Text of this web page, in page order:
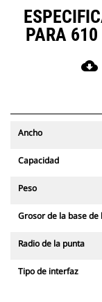
PARA
cloud_download
Ancho
Capacidad
Peso
Grosor de la base de
Radio de la punta
Tipo de interfaz